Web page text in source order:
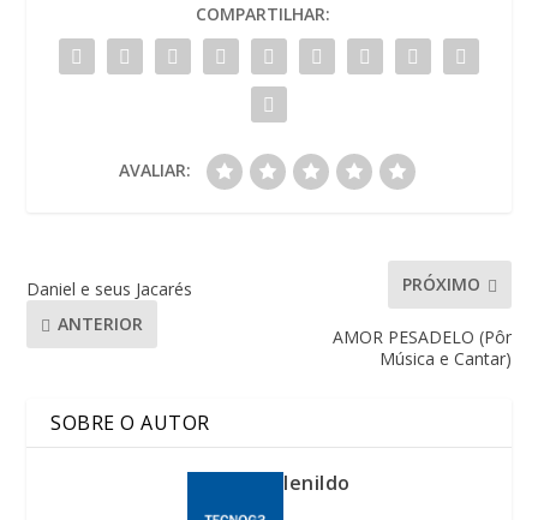
COMPARTILHAR:
AVALIAR:
Daniel e seus Jacarés
ANTERIOR
PRÓXIMO
AMOR PESADELO (Pôr
Música e Cantar)
SOBRE O AUTOR
lenildo